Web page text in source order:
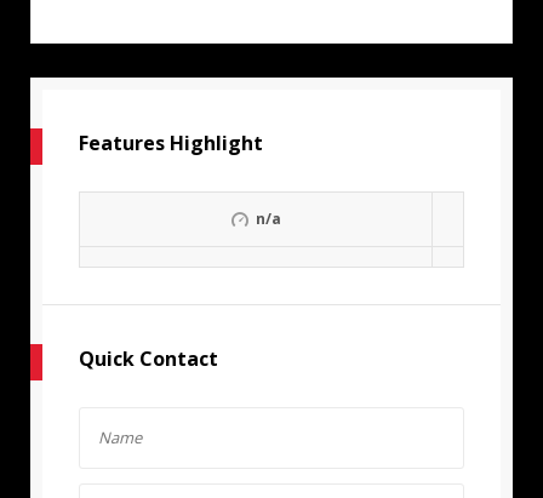
Features Highlight
n/a
Quick Contact